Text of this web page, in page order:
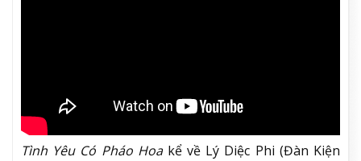
Tình Yêu Có Pháo Hoakể về Lý Diệc Phi (Đàn Kiện